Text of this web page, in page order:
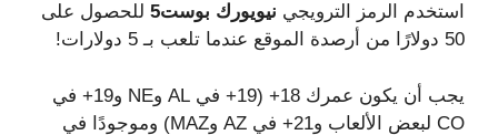
استخدم الرمز الترويجي نيويورك بوست5
للحصول على
50 دولارًا من أرصدة الموقع عندما تلعب بـ 5 دولارات!
يجب أن يكون عمرك 18+ (19+ في AL وNE و19+ في
CO لبعض الألعاب و21+ في AZ وMAZ) وموجودًا في